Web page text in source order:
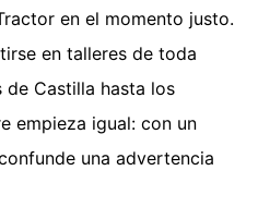
en el momento justo.
en talleres de toda
de Castilla hasta los
empieza igual: con un
una advertencia